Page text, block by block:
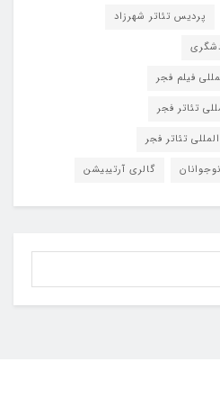
پردیس تئاتر شهرزاد
فیلم فجر
تئاتر فجر
تئاتر فجر
گالری آرتیبیشن